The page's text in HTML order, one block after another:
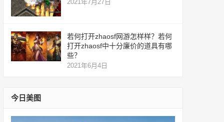
2021年7月27日
若何打开zhaosf网游怎样样？若何
打开zhaosf中十分廉价的道具有哪
些？
2021年6月4日
今日美图